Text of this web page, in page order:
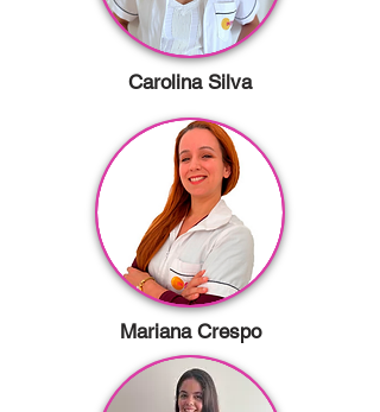
Carolina Silva
Mariana Crespo